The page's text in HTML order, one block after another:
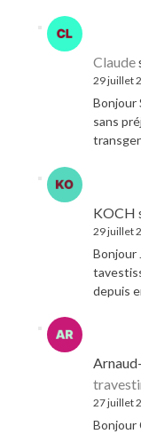
Claude
29 juillet
Bonjour
sans
KOCH
29 juillet
Bonjour
depuis
27 juillet
Bonjour